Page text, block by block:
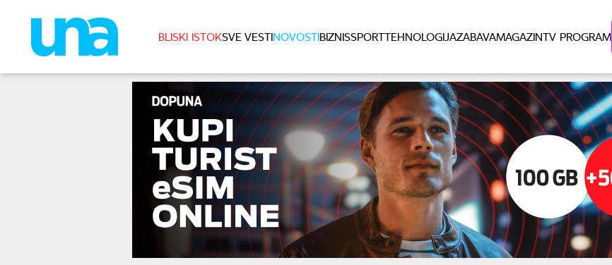
BLISKI ISTOKSVE VESTINOVOSTIBIZNISSPORTTEHNOLOGIJAZABAVAMAGAZINTV PROGRAM